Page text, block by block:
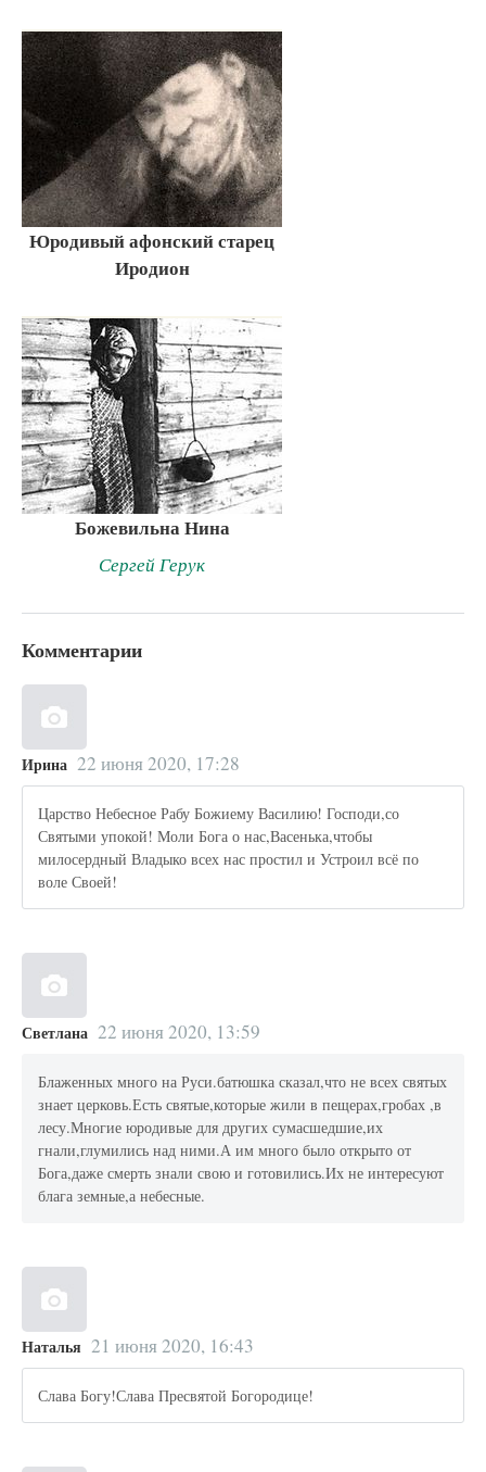
Юродивый афонский старец
Иродион
Божевильна Нина
Сергей Герук
Комментарии
Ирина 22 июня 2020, 17:28
Царство Небесное Рабу Божиему Василию! Господи,со
Святыми упокой! Моли Бога о нас,Васенька,чтобы
милосердный Владыко всех нас простил и Устроил всё по
воле Своей!
Светлана 22 июня 2020, 13:59
Блаженных много на Руси.батюшка сказал,что не всех святых
знает церковь.Есть святые,которые жили в пещерах,гробах ,в
лесу.Многие юродивые для других сумасшедшие,их
гнали,глумились над ними.А им много было открыто от
Бога,даже смерть знали свою и готовились.Их не интересуют
блага земные,а небесные.
Наталья 21 июня 2020, 16:43
Слава Богу!Слава Пресвятой Богородице!